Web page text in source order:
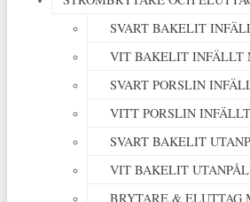
SVART BAKELIT
VIT BAKELIT INFÄLLT
SVART PORSLIN
VITT PORSLIN
SVART BAKELIT
VIT BAKELIT
BRYTARE & ELUTTAG